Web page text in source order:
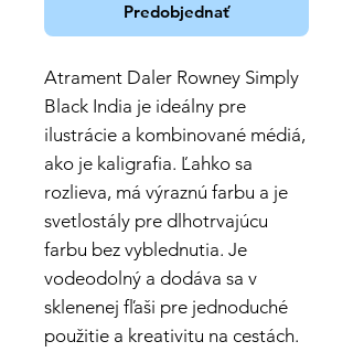
Predobjednať
Atrament Daler Rowney Simply
Black India je ideálny pre
ilustrácie a kombinované médiá,
ako je kaligrafia. Ľahko sa
rozlieva, má výraznú farbu a je
svetlostály pre dlhotrvajúcu
farbu bez vyblednutia. Je
vodeodolný a dodáva sa v
sklenenej fľaši pre jednoduché
použitie a kreativitu na cestách.